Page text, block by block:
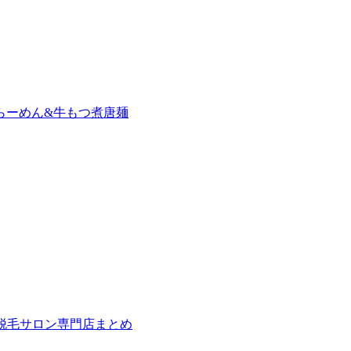
ーめん&牛もつ煮唐麺
毛サロン専門店まとめ